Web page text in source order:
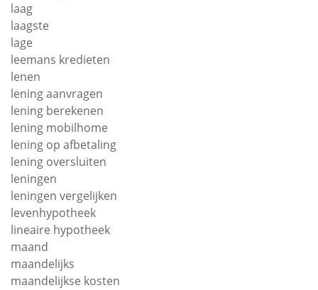
laag
laagste
lage
leemans kredieten
lenen
lening aanvragen
lening berekenen
lening mobilhome
lening op afbetaling
lening oversluiten
leningen
leningen vergelijken
levenhypotheek
lineaire hypotheek
maand
maandelijks
maandelijkse kosten